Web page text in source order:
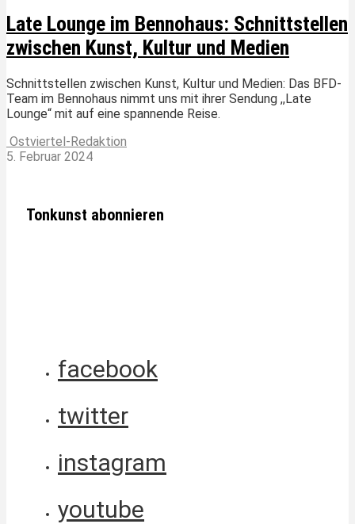
Late Lounge im Bennohaus: Schnittstellen
zwischen Kunst, Kultur und Medien
Schnittstellen zwischen Kunst, Kultur und Medien: Das BFD-
Team im Bennohaus nimmt uns mit ihrer Sendung ,,Late
Lounge“ mit auf eine spannende Reise.
Ostviertel-Redaktion
5. Februar 2024
Tonkunst abonnieren
facebook
twitter
instagram
youtube